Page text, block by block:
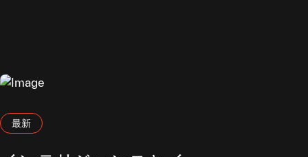
最新
最新
最新